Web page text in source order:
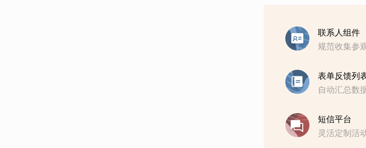
联系人组件
规范收集参
表单反馈列
自动汇总数
短信平台
灵活定制活